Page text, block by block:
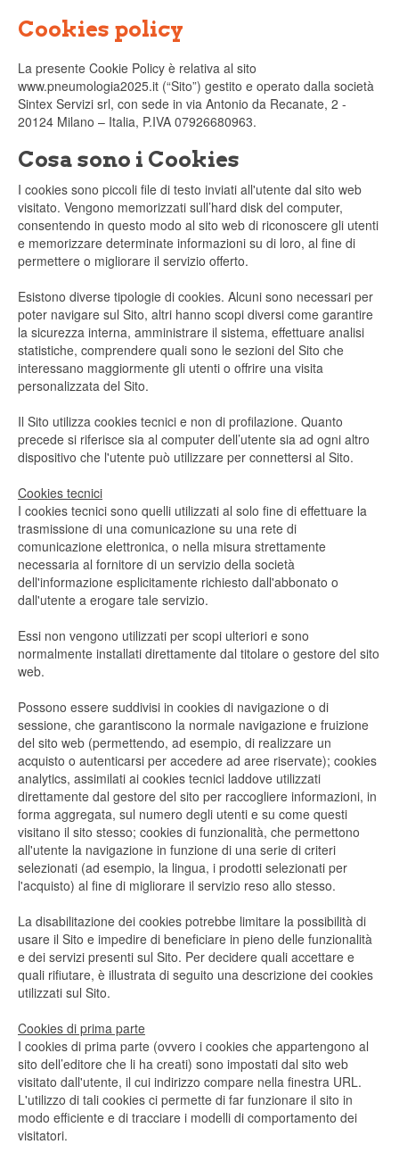
Cookies policy
La presente Cookie Policy è relativa al sito
www.pneumologia2025.it (“Sito”) gestito e operato dalla società
Sintex Servizi srl, con sede in via Antonio da Recanate, 2 -
20124 Milano – Italia, P.IVA 07926680963.
Cosa sono i Cookies
I cookies sono piccoli file di testo inviati all'utente dal sito web
visitato. Vengono memorizzati sull’hard disk del computer,
consentendo in questo modo al sito web di riconoscere gli utenti
e memorizzare determinate informazioni su di loro, al fine di
permettere o migliorare il servizio offerto.
Esistono diverse tipologie di cookies. Alcuni sono necessari per
poter navigare sul Sito, altri hanno scopi diversi come garantire
la sicurezza interna, amministrare il sistema, effettuare analisi
statistiche, comprendere quali sono le sezioni del Sito che
interessano maggiormente gli utenti o offrire una visita
personalizzata del Sito.
Il Sito utilizza cookies tecnici e non di profilazione. Quanto
precede si riferisce sia al computer dell’utente sia ad ogni altro
dispositivo che l'utente può utilizzare per connettersi al Sito.
Cookies tecnici
I cookies tecnici sono quelli utilizzati al solo fine di effettuare la
trasmissione di una comunicazione su una rete di
comunicazione elettronica, o nella misura strettamente
necessaria al fornitore di un servizio della società
dell'informazione esplicitamente richiesto dall'abbonato o
dall'utente a erogare tale servizio.
Essi non vengono utilizzati per scopi ulteriori e sono
normalmente installati direttamente dal titolare o gestore del sito
web.
Possono essere suddivisi in cookies di navigazione o di
sessione, che garantiscono la normale navigazione e fruizione
del sito web (permettendo, ad esempio, di realizzare un
acquisto o autenticarsi per accedere ad aree riservate); cookies
analytics, assimilati ai cookies tecnici laddove utilizzati
direttamente dal gestore del sito per raccogliere informazioni, in
forma aggregata, sul numero degli utenti e su come questi
visitano il sito stesso; cookies di funzionalità, che permettono
all'utente la navigazione in funzione di una serie di criteri
selezionati (ad esempio, la lingua, i prodotti selezionati per
l'acquisto) al fine di migliorare il servizio reso allo stesso.
La disabilitazione dei cookies potrebbe limitare la possibilità di
usare il Sito e impedire di beneficiare in pieno delle funzionalità
e dei servizi presenti sul Sito. Per decidere quali accettare e
quali rifiutare, è illustrata di seguito una descrizione dei cookies
utilizzati sul Sito.
Cookies di prima parte
I cookies di prima parte (ovvero i cookies che appartengono al
sito dell’editore che li ha creati) sono impostati dal sito web
visitato dall'utente, il cui indirizzo compare nella finestra URL.
L'utilizzo di tali cookies ci permette di far funzionare il sito in
modo efficiente e di tracciare i modelli di comportamento dei
visitatori.